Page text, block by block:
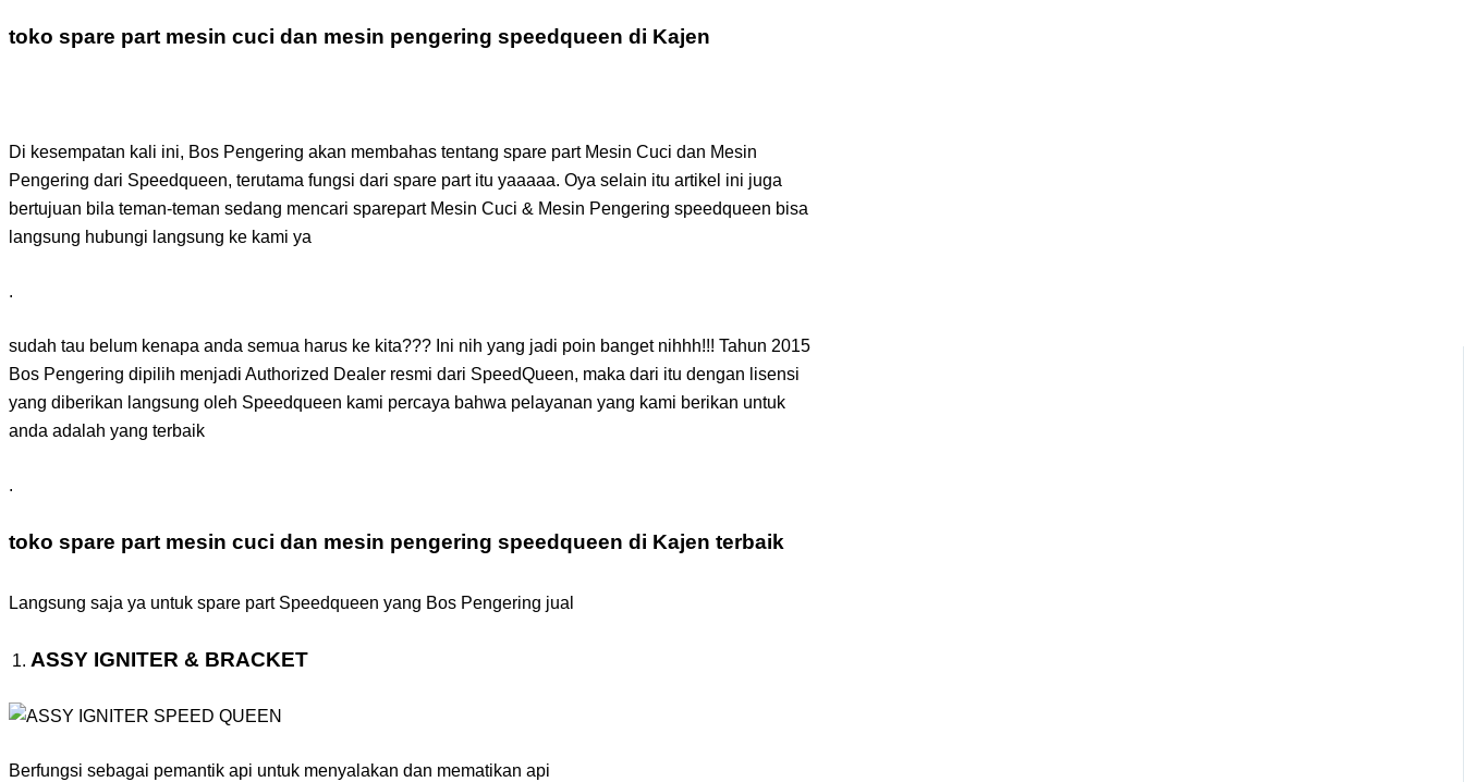
toko spare part mesin cuci dan mesin pengering speedqueen di Kajen
Di kesempatan kali ini, Bos Pengering akan membahas tentang spare part Mesin Cuci dan Mesin
Pengering dari Speedqueen, terutama fungsi dari spare part itu yaaaaa. Oya selain itu artikel ini juga
bertujuan bila teman-teman sedang mencari sparepart Mesin Cuci & Mesin Pengering speedqueen bisa
langsung hubungi langsung ke kami ya
.
sudah tau belum kenapa anda semua harus ke kita??? Ini nih yang jadi poin banget nihhh!!! Tahun 2015
Bos Pengering dipilih menjadi Authorized Dealer resmi dari SpeedQueen, maka dari itu dengan lisensi
yang diberikan langsung oleh Speedqueen kami percaya bahwa pelayanan yang kami berikan untuk
anda adalah yang terbaik
.
toko spare part mesin cuci dan mesin pengering speedqueen di Kajen terbaik
Langsung saja ya untuk spare part Speedqueen yang Bos Pengering jual
ASSY IGNITER & BRACKET
Berfungsi sebagai pemantik api untuk menyalakan dan mematikan api